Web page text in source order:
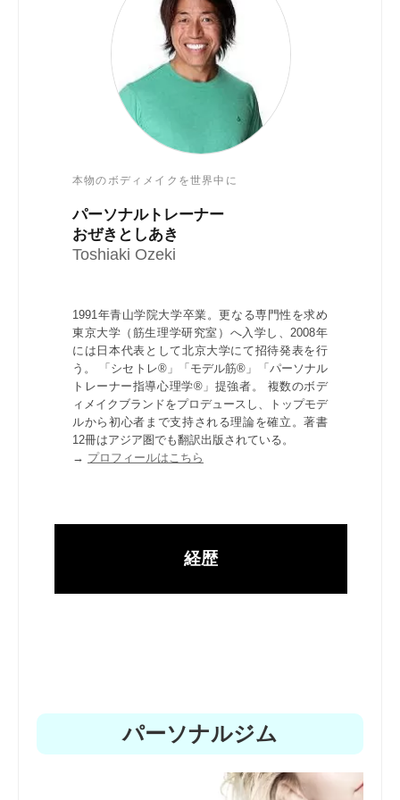
本物のボディメイクを世界中に
パーソナルトレーナー
おぜきとしあき
Toshiaki Ozeki
1991年青山学院大学卒業。更なる専門性を求め
東京大学（筋生理学研究室）へ入学し、2008年
には日本代表として北京大学にて招待発表を行
う。 「シセトレ®」「モデル筋®」「パーソナル
トレーナー指導心理学®」提強者。 複数のボデ
ィメイクブランドをプロデュースし、トップモデ
ルから初心者まで支持される理論を確立。著書
12冊はアジア圏でも翻訳出版されている。
→ プロフィールはこちら
経歴
パーソナルジム